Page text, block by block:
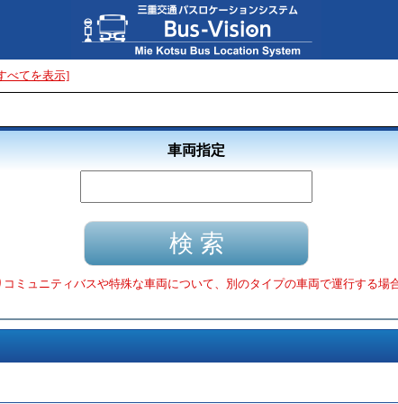
べてを表示]
車両指定
ミュニティバスや特殊な車両について、別のタイプの車両で運行する場